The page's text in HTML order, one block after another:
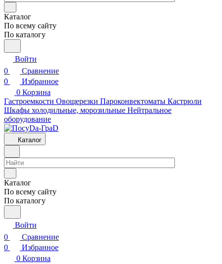
Каталог
По всему сайту
По каталогу
Войти
0
Сравнение
0
Избранное
0 Корзина
Гастроемкости Овощерезки Пароконвектоматы Кастрюли
Шкафы холодильные, морозильные Нейтральное
оборудование
Каталог
Каталог
По всему сайту
По каталогу
Войти
0
Сравнение
0
Избранное
0 Корзина